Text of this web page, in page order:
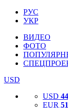
РУС
УКР
ВИДЕО
ФОТО
USD
USD
EUR